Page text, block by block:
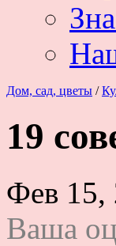
Дом, сад, цветы /
19
Фев 15,
Ваша